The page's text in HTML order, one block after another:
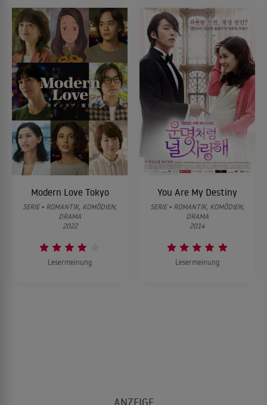
Modern Love Tokyo
SERIE • ROMANTIK, KOMÖDIEN,
DRAMA
2022
Lesermeinung
You Are My Destiny
SERIE • ROMANTIK, KOMÖDIEN,
DRAMA
2014
Lesermeinung